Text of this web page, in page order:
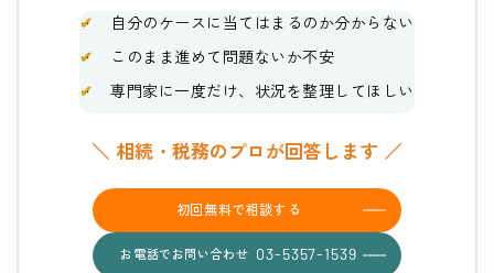
✔
自分のケースに当てはまるのか分からない
✔
このまま進めて問題ないか不安
✔
専門家に一度だけ、状況を整理してほしい
＼ 相続・税務のプロが回答します ／
初回無料で相談する
お電話でお問い合わせ 03-5357-1539